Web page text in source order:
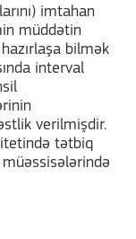
imtahan
müddətin
bilmək
interval
verilmişdir.
tətbiq